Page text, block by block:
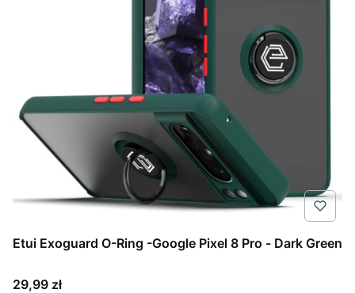
Etui Exoguard O-Ring -Google Pixel 8 Pro - Dark Green
Cena
29,99 zł